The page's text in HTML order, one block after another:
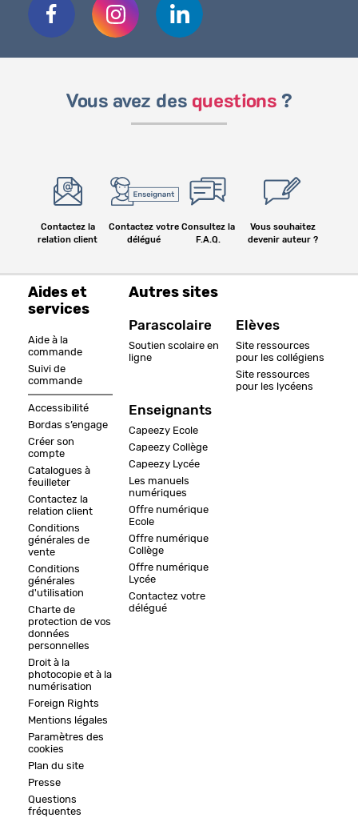
Vous avez des questions ?
Contactez la
relation client
Contactez votre
délégué
Consultez la
F.A.Q.
Vous souhaitez
devenir auteur ?
Aides et
services
Aide à la
commande
Suivi de
commande
Accessibilité
Bordas s’engage
Créer son
compte
Catalogues à
feuilleter
Contactez la
relation client
Conditions
générales de
vente
Conditions
générales
d'utilisation
Charte de
protection de vos
données
personnelles
Droit à la
photocopie et à la
numérisation
Foreign Rights
Mentions légales
Paramètres des
cookies
Plan du site
Presse
Questions
fréquentes
Autres sites
Parascolaire
Soutien scolaire en
ligne
Enseignants
Capeezy Ecole
Capeezy Collège
Capeezy Lycée
Les manuels
numériques
Offre numérique
Ecole
Offre numérique
Collège
Offre numérique
Lycée
Contactez votre
délégué
Elèves
Site ressources
pour les collégiens
Site ressources
pour les lycéens